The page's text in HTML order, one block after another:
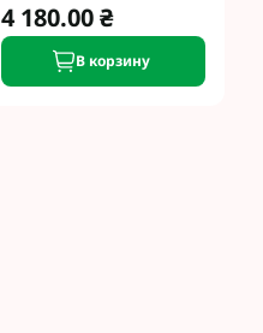
4 180.00 ₴
В корзину